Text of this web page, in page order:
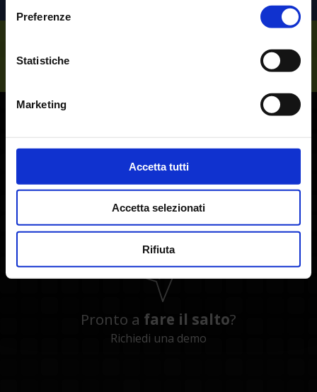
Preferenze
Statistiche
Marketing
Accetta tutti
Accetta selezionati
Rifiuta
Sempre al tuo
Vuoiparlarne?
Pronto a fare il salto?
Richiedi una demo